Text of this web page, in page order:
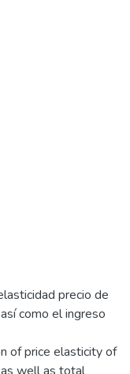
precio de
como el ingreso
of price elasticity of